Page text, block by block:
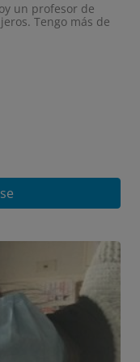
un profesor de
Tengo más de